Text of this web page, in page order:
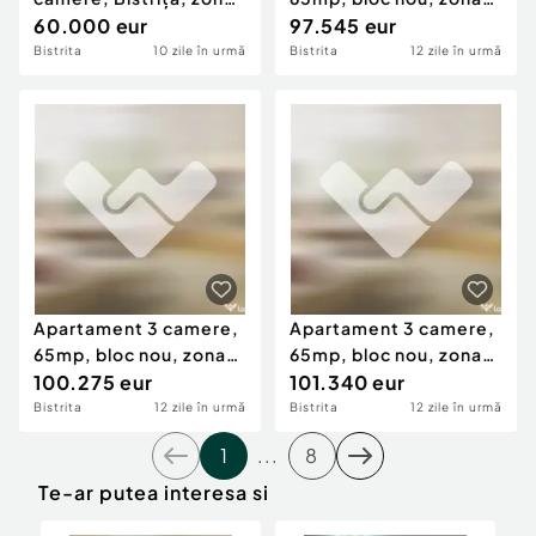
Unirea, str. Viitorului,
blocurile noi
60.000 eur
Bistrita 10 zile în urmă
Giulia
97.545 eur
Bistrita 12 zile în urmă
Apartament 3 camere,
65mp, bloc nou, zona
Giulia
100.275 eur
Bistrita 12 zile în urmă
Apartament 3 camere,
65mp, bloc nou, zona
Giulia
101.340 eur
Bistrita 12 zile în urmă
1 ...
8
Te-ar putea interesa si